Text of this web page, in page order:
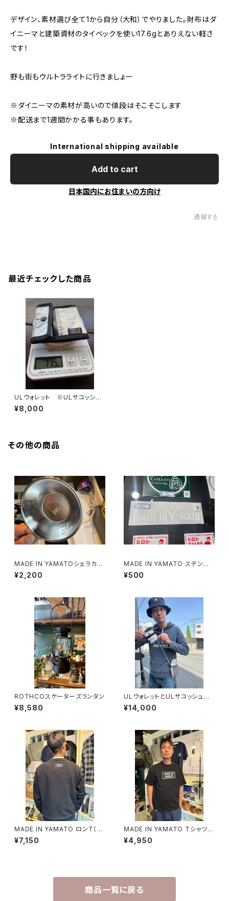
デザイン、素材選び全て1から自分（大和）でやりました。財布はダ
イニーマと建築資材のタイベックを使い17.6gとありえない軽さ
です！
野も街もウルトラライトに行きましょー
※ダイニーマの素材が高いので値段はそこそこします
※配送まで1週間かかる事もあります。
International shipping available
Add to cart
日本国内にお住まいの方向け
通報する
最近チェックした商品
ULウォレット ※ULサコッシュ
は別売り
¥8,000
その他の商品
MADE IN YAMATOシェラカッ
プ
¥2,200
MADE IN YAMATO ステンシ
ルステッカー 白のみ
¥500
ROTHCOスケーターズランタン
¥8,580
ULウォレットとULサコッシュセッ
ト セット割引
¥14,000
MADE IN YAMATO ロンT（白
黒2種類）
¥7,150
MADE IN YAMATO Tシャツ
（白黒2種類）
¥4,950
商品一覧に戻る